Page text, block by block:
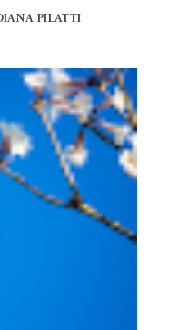
PILATTI